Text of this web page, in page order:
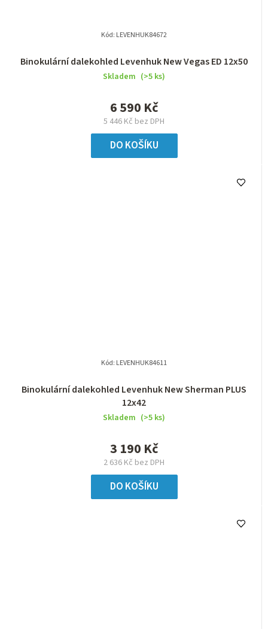
Binokulární dalekohled Levenhuk New Vegas ED 12x50
Skladem (>5 ks)
5 446 Kč bez DPH
6 590 Kč
DO KOŠÍKU
Kód: LEVENHUK84672
Binokulární dalekohled Levenhuk New Sherman PLUS
12x42
Skladem (>5 ks)
2 636 Kč bez DPH
3 190 Kč
DO KOŠÍKU
Kód: LEVENHUK84611